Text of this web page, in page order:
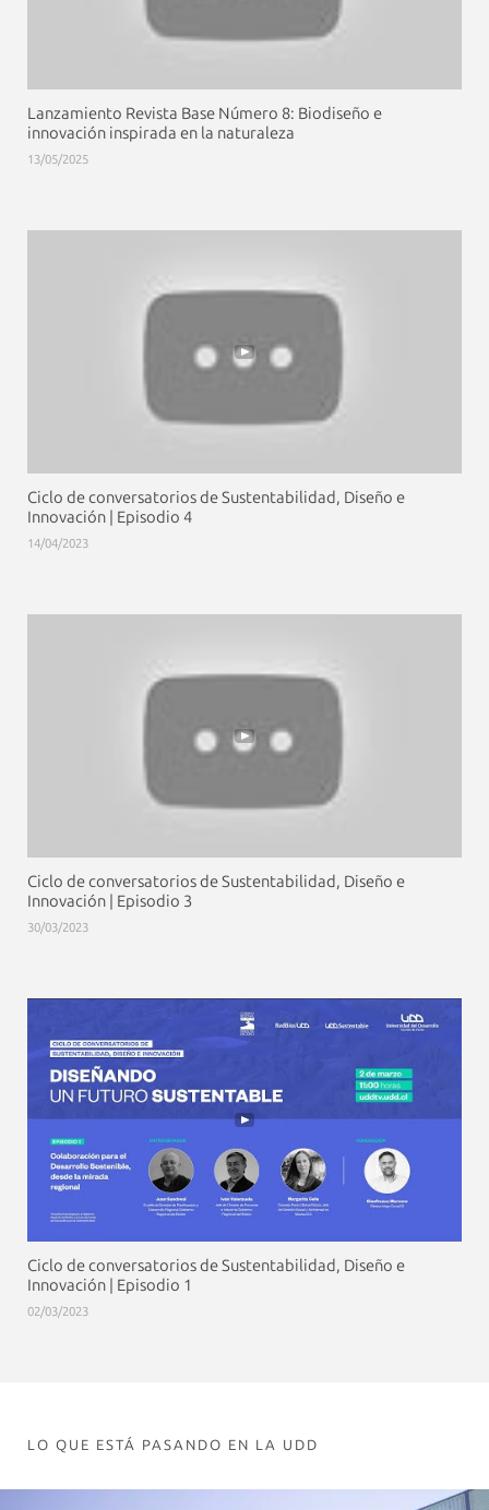
Lanzamiento Revista Base Número 8: Biodiseño e
innovación inspirada en la naturaleza
13/05/2025
Ciclo de conversatorios de Sustentabilidad, Diseño e
Innovación | Episodio 4
14/04/2023
Ciclo de conversatorios de Sustentabilidad, Diseño e
Innovación | Episodio 3
30/03/2023
Ciclo de conversatorios de Sustentabilidad, Diseño e
Innovación | Episodio 1
02/03/2023
LO QUE ESTÁ PASANDO EN LA UDD